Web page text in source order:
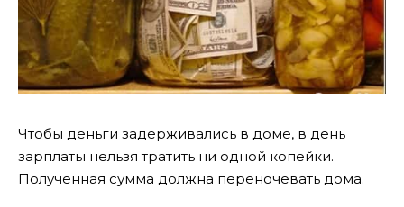
Чтобы деньги задерживались в доме, в день
зарплаты нельзя тратить ни одной копейки.
Полученная сумма должна переночевать дома.